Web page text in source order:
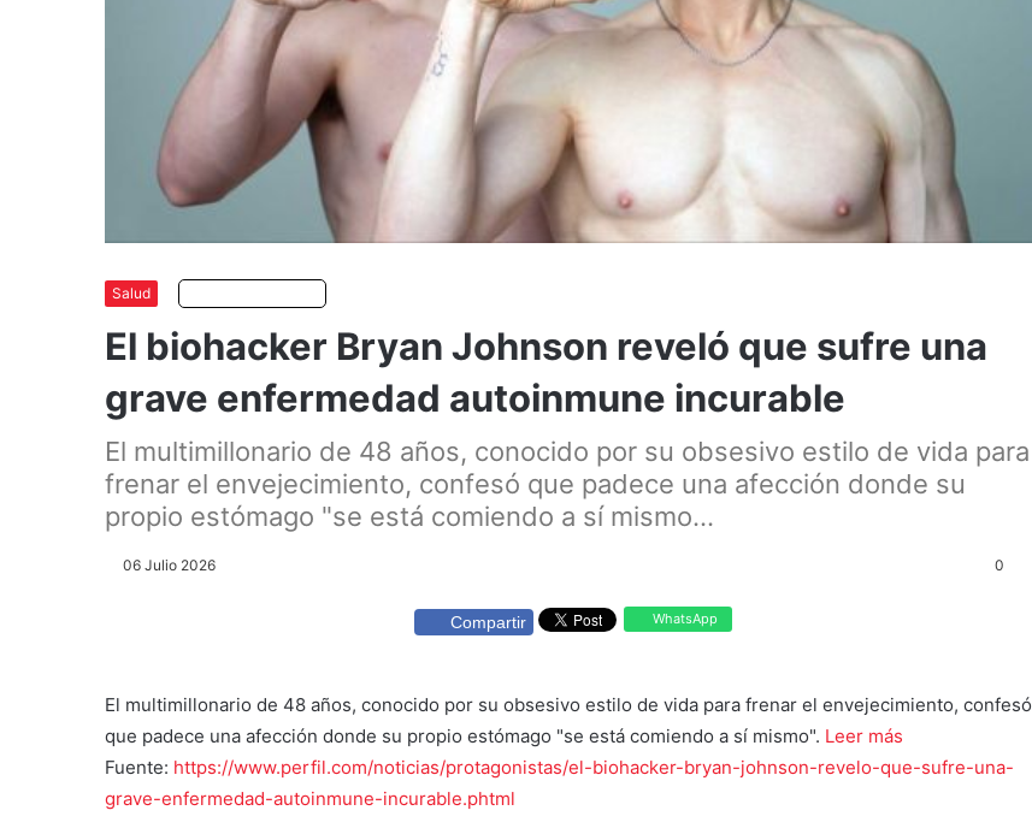
Salud
El biohacker Bryan Johnson reveló que sufre una
grave enfermedad autoinmune incurable
El multimillonario de 48 años, conocido por su obsesivo estilo de vida para
frenar el envejecimiento, confesó que padece una afección donde su
propio estómago "se está comiendo a sí mismo...
06 Julio 2026 0
Compartir WhatsApp
El multimillonario de 48 años, conocido por su obsesivo estilo de vida para frenar el envejecimiento, confesó
que padece una afección donde su propio estómago "se está comiendo a sí mismo". Leer más
Fuente: https://www.perfil.com/noticias/protagonistas/el-biohacker-bryan-johnson-revelo-que-sufre-una-
grave-enfermedad-autoinmune-incurable.phtml